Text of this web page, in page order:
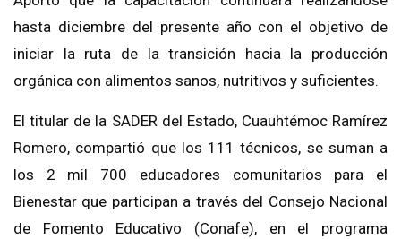
hasta diciembre del presente año con el objetivo de
iniciar la ruta de la transición hacia la producción
orgánica con alimentos sanos, nutritivos y suficientes.
El titular de la SADER del Estado, Cuauhtémoc Ramírez
Romero, compartió que los 111 técnicos, se suman a
los 2 mil 700 educadores comunitarios para el
Bienestar que participan a través del Consejo Nacional
de Fomento Educativo (Conafe), en el programa